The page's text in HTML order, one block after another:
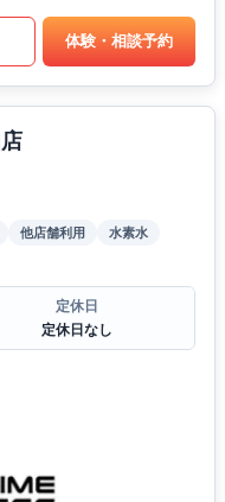
体験・相談予約
他店舗利用
水素水
定休日
定休日なし